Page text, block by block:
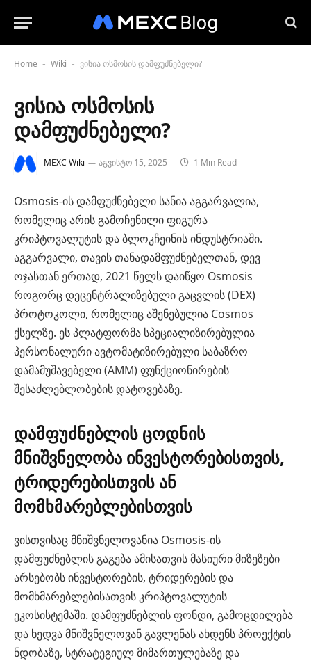
Home - Wiki - ვისია ოსმოსის დამფუძნებელი?
ვისია ოსმოსის
დამფუძნებელი?
MEXC Wiki აგვისტო 15, 2025 1 Min Read
Osmosis-ის დამფუძნებელი სანია აგგარვალია,
რომელიც არის გამოჩენილი ფიგურა
კრიპტოვალუტის და ბლოკჩეინის ინდუსტრიაში.
აგგარვალი, თავის თანადამფუძნებელთან, დევ
ოჯასთან ერთად, 2021 წელს დაიწყო Osmosis
როგორც დეცენტრალიზებული გაცვლის (DEX)
პროტოკოლი, რომელიც აშენებულია Cosmos
ქსელზე. ეს პლატფორმა სპეციალიზირებულია
პერსონალური ავტომატიზირებული საბაზრო
დამამუშავებელი (AMM) ფუნქციონირების
შესაძლებლობების დატოვებაზე.
დამფუძნებლის ცოდნის
მნიშვნელობა ინვესტორებისთვის,
ტრიდერებისთვის ან
მომხმარებლებისთვის
ვისთვისაც მნიშვნელოვანია Osmosis-ის
დამფუძნებლის გაგება ამისათვის მასიური მიზეზები
არსებობს ინვესტორების, ტრიდერების და
მომხმარებლებისათვის კრიპტოვალუტის
ეკოსისტემაში. დამფუძნებლის ფონდი, გამოცდილება
და ხედვა მნიშვნელოვან გავლენას ახდენს პროექტის
ნდობაზე, სტრატეგიულ მიმართულებაზე და